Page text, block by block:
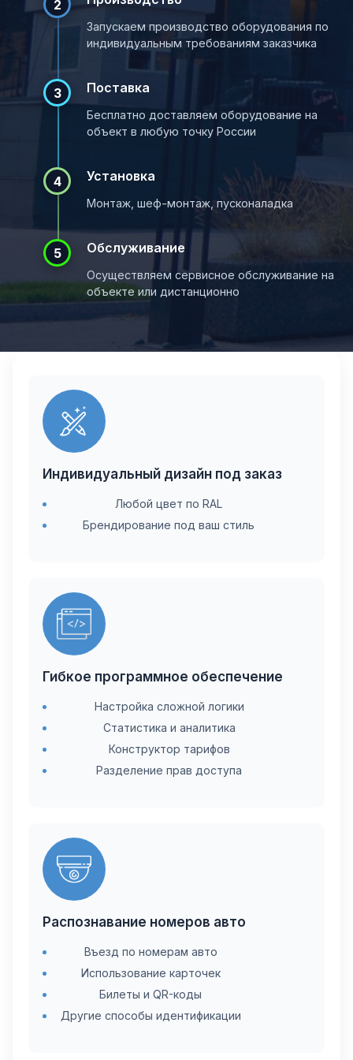
2
Запускаем производство оборудования по
индивидуальным требованиям заказчика
3 Поставка
Бесплатно доставляем оборудование на
объект в любую точку России
4 Установка
Монтаж, шеф-монтаж, пусконаладка
5 Обслуживание
Осуществляем сервисное обслуживание на
объекте или дистанционно
Индивидуальный дизайн под заказ
Любой цвет по RAL
Брендирование под ваш стиль
Гибкое программное обеспечение
Настройка сложной логики
Статистика и аналитика
Конструктор тарифов
Разделение прав доступа
Распознавание номеров авто
Въезд по номерам авто
Использование карточек
Билеты и QR-коды
Другие способы идентификации